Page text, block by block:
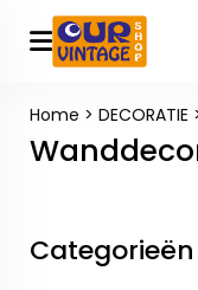
Home > DECORATIE
Categorieën